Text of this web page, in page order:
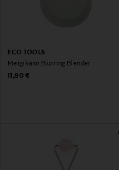
ECO TOOLS
Meigikäsn Blurring Blender
Original Price
11,90 €